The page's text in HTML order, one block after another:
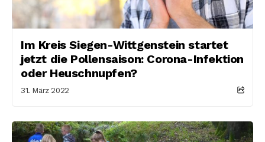
Im Kreis Siegen-Wittgenstein startet
jetzt die Pollensaison: Corona-Infektion
oder Heuschnupfen?
31. März 2022